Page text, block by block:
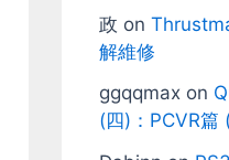
政 on
解維修
ggqqmax on
(四)：PCVR篇